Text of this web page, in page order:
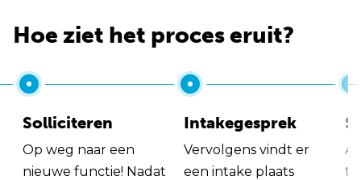
Hoe ziet het proces eruit?
Solliciteren
Op weg naar een
nieuwe functie! Nadat
Intakegesprek
Vervolgens vindt er
een intake plaats